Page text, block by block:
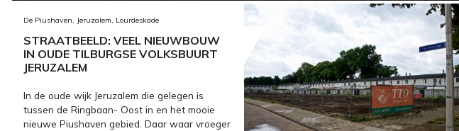
De Piushaven, Jeruzalem, Lourdeskade
STRAATBEELD: VEEL NIEUWBOUW
IN OUDE TILBURGSE VOLKSBUURT
JERUZALEM
In de oude wijk Jeruzalem die gelegen is
tussen de Ringbaan- Oost in en het mooie
nieuwe Piushaven gebied. Daar waar vroeger